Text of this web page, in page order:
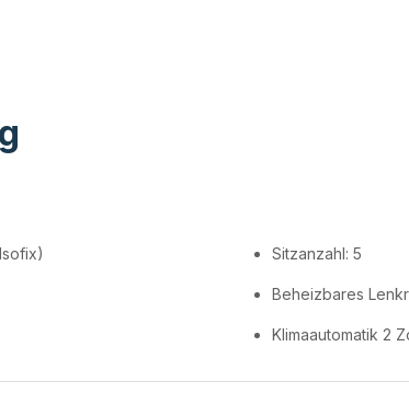
Sitzanzahl: 5
Beheizbares
Klimaautomatik 2